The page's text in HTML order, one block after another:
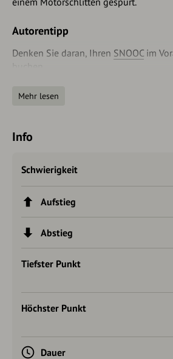
Autorentipp
Denken Sie daran, Ihren SNOOCim
+43 699 / 19 08 03 19
Mehr lesen
Info
Schwierigkeit
Aufstieg
Abstieg
Tiefster Punkt
Höchster Punkt
Dauer